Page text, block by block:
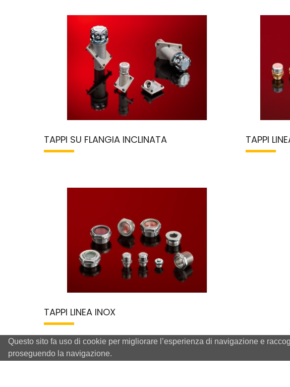
Questo sito fa uso di cookie per migliorare l’esperienza di navigazione e
proseguendo la navigazione.
TAPPI SU FLANGIA INCLINATA TAPPI
TAPPI LINEA INOX